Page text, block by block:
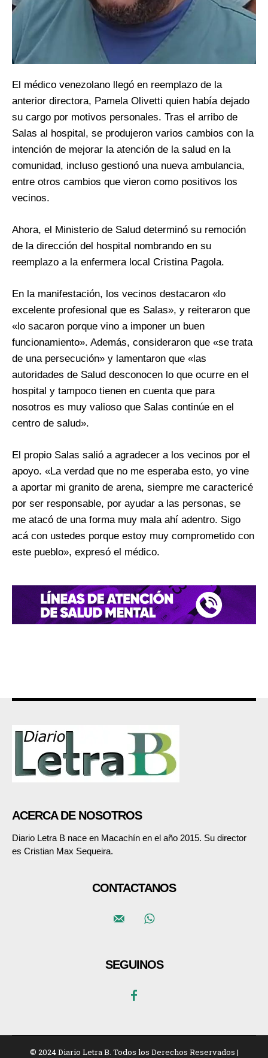
El médico venezolano llegó en reemplazo de la
anterior directora, Pamela Olivetti quien había dejado
su cargo por motivos personales. Tras el arribo de
Salas al hospital, se produjeron varios cambios con la
intención de mejorar la atención de la salud en la
comunidad, incluso gestionó una nueva ambulancia,
entre otros cambios que vieron como positivos los
vecinos.
Ahora, el Ministerio de Salud determinó su remoción
de la dirección del hospital nombrando en su
reemplazo a la enfermera local Cristina Pagola.
En la manifestación, los vecinos destacaron «lo
excelente profesional que es Salas», y reiteraron que
«lo sacaron porque vino a imponer un buen
funcionamiento». Además, consideraron que «se trata
de una persecución» y lamentaron que «las
autoridades de Salud desconocen lo que ocurre en el
hospital y tampoco tienen en cuenta que para
nosotros es muy valioso que Salas continúe en el
centro de salud».
El propio Salas salió a agradecer a los vecinos por el
apoyo. «La verdad que no me esperaba esto, yo vine
a aportar mi granito de arena, siempre me caractericé
por ser responsable, por ayudar a las personas, se
me atacó de una forma muy mala ahí adentro. Sigo
acá con ustedes porque estoy muy comprometido con
este pueblo», expresó el médico.
ACERCA DE NOSOTROS
Diario Letra B nace en Macachín en el año 2015. Su director
es Cristian Max Sequeira.
CONTACTANOS
SEGUINOS
© 2024 Diario Letra B. Todos los Derechos Reservados |